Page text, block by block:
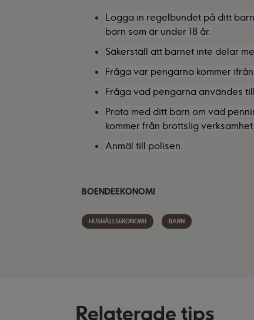
Logga in regelbundet på ditt
barn som är under 18 år.
Säkerställ att barnet inte delar
Fråga var pengarna kommer
Fråga vad pengarna användes
Prata med ditt barn om vad
kommer från brottslig verksamhet.
Anmäl till polisen.
BOENDEEKONOMI
HUSHÅLLSEKONOMI BARN
Relaterade tips